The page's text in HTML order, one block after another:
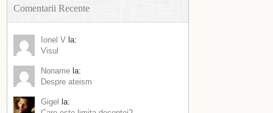
Comentarii Recente
Ionel V la:
Visul
Noname la:
Despre ateism
Gigel
la: